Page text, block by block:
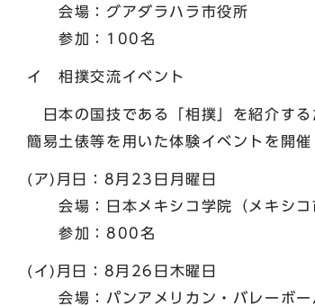
会場：グアダラハラ市役所
参加：100名
イ 相撲交流イベント
日本の国技である「相撲」を紹介する
簡易土俵等を用いた体験イベントを開催
(ア)月日：8月23日月曜日
会場：日本メキシコ学院（メキシコ
参加：800名
(イ)月日：8月26日木曜日
会場：パンアメリカン・バレーボー